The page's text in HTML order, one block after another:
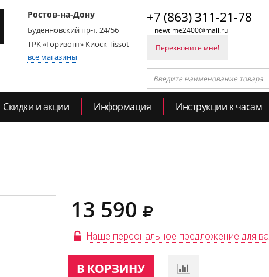
Ростов-на-Дону
Буденновский пр-т, 24/56
ТРК «Горизонт» Киоск Tissot
все магазины
+7 (863) 311-21-78
newtime2400@mail.ru
Перезвоните мне!
Скидки и акции Информация Инструкции к часам
13 590
Наше персональное предложение для
В КОРЗИНУ